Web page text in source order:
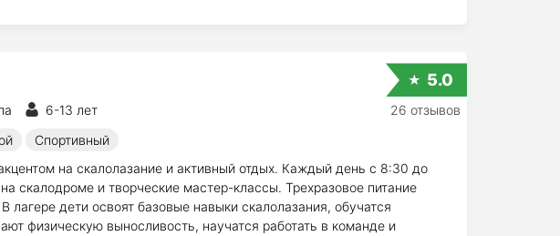
6-13 лет
Спортивный
на скалолазание и активный отдых. Каждый день с 8:30 до
скалодроме и творческие мастер-классы. Трехразовое питание
лагере дети освоят базовые навыки скалолазания, обучатся
физическую выносливость, научатся работать в команде и
5.0
26 отзывов